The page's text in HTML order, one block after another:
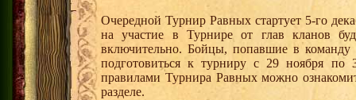
Очередной Турнир Равных стартует 5-го
на участие в Турнире от глав кланов
включительно. Бойцы, попавшие в
подготовиться к турниру с 29 ноября
правилами Турнира Равных можно
разделе.